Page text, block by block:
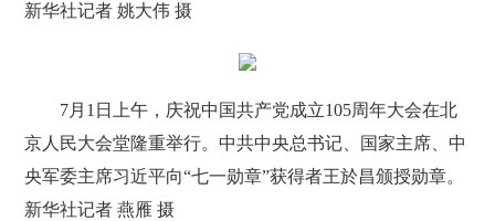
新华社记者 姚大伟 摄
7月1日上午，庆祝中国共产党成立105周年大会在北
京人民大会堂隆重举行。中共中央总书记、国家主席、中
央军委主席习近平向“七一勋章”获得者王於昌颁授勋章。
新华社记者 燕雁 摄